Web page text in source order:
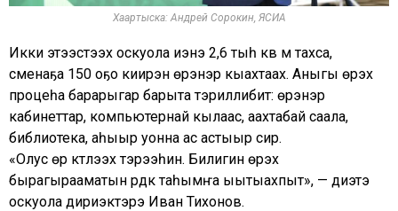
Хаартыска: Андрей Сорокин, ЯСИА
Икки этээстээх оскуола иэнэ 2,6 тыһ кв м тахса,
сменаҕа 150 оҕо киирэн үөрэнэр кыахтаах. Аныгы үөрэх
процеһа барарыгар барыта тэриллибит: үөрэнэр
кабинеттар, компьютернай кылаас, аахтабай саала,
библиотека, аһыыр уонна ас астыыр сир.
«Олус өр күүтүүлээх тэрээһин. Билигин үөрэх
бырагырааматын үрдүк таһымҥа ыытыахпыт», — диэтэ
оскуола дириэктэрэ Иван Тихонов.